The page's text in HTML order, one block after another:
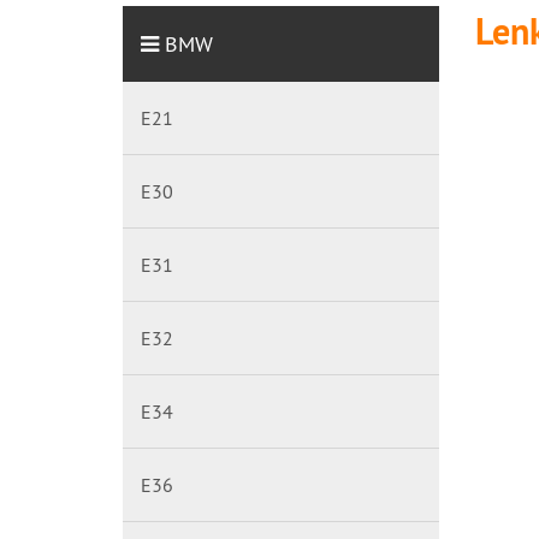
BMW
E21
E30
E31
E32
E34
E36